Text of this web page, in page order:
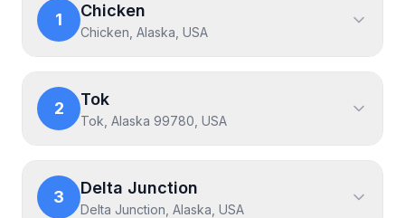
1 Chicken
Chicken, Alaska, USA
2 Tok
Tok, Alaska 99780, USA
3 Delta Junction
Delta Junction, Alaska, USA